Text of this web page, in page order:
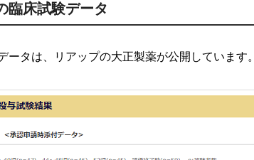
臨床試験データ
ータは、リアップの大正製薬が公開しています。